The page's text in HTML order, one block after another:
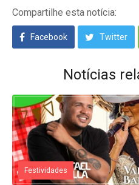
Compartilhe esta notícia:
Facebook Twitter
Notícias
Festividades